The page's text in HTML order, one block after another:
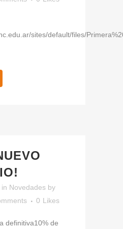
sites/default/files/
in Novedades by
0 Likes
definitiva10% de